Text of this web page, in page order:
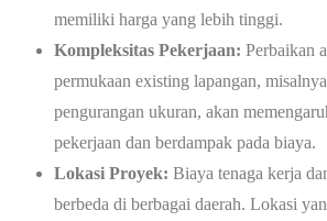
memiliki harga yang lebih tinggi.
Kompleksitas Pekerjaan: Perbaikan
permukaan existing lapangan,
pengurangan ukuran, akan
pekerjaan dan berdampak pada biaya.
Lokasi Proyek: Biaya tenaga kerja
berbeda di berbagai daerah. Lokasi